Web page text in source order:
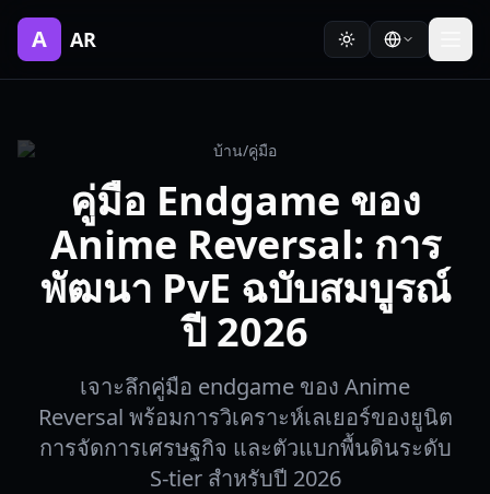
A AR
บ้าน/คู่มือ
คู่มือ Endgame ของ
Anime Reversal: การ
พัฒนา PvE ฉบับสมบูรณ์
ปี 2026
เจาะลึกคู่มือ endgame ของ Anime
Reversal พร้อมการวิเคราะห์เลเยอร์ของยูนิต
การจัดการเศรษฐกิจ และตัวแบกพื้นดินระดับ
S-tier สำหรับปี 2026